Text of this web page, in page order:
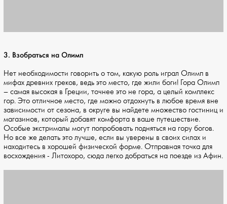
3. Взобраться на Олимп
Нет необходимости говорить о том, какую роль играл Олимп в
мифах древних греков, ведь это место, где жили боги! Гора Олимп
– самая высокая в Греции, точнее это не гора, а целый комплекс
гор. Это отличное место, где можно отдохнуть в любое время вне
зависимости от сезона, в округе вы найдете множество гостиниц и
магазинов, который добавят комфорта в ваше путешествие.
Особые экстрималы могут попробовать подняться на гору богов.
Но все же делать это лучше, если вы уверены в своих силах и
находитесь в хорошей физической форме. Отправная точка для
восхождения - Литохоро, сюда легко добраться на поезде из Афин.